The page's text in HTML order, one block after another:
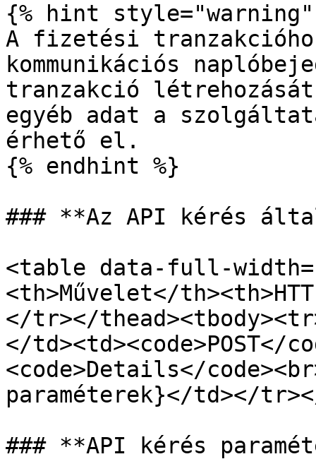
{% hint style="warning"
A fizetési
kommunikációs
tranzakció
egyéb adat a
érhető el.
{% endhint %}
### **Az API kérés
<table data-full-
<th>Művelet</
</tr></
</td><td><code>POST</
<code>Details</
paraméterek}</td></
### **API kérés